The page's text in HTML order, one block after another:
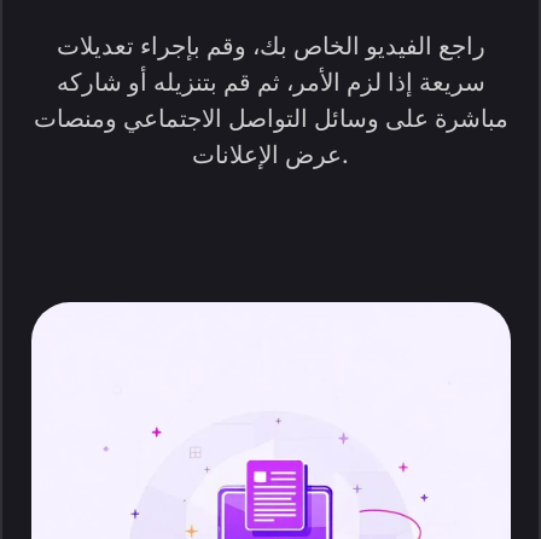
راجع الفيديو الخاص بك، وقم بإجراء تعديلات
سريعة إذا لزم الأمر، ثم قم بتنزيله أو شاركه
مباشرة على وسائل التواصل الاجتماعي ومنصات
عرض الإعلانات.